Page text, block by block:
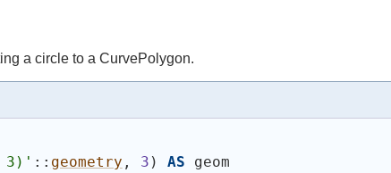
a circle to a CurvePolygon.
3) ' :: geometry , 3 ) AS geom